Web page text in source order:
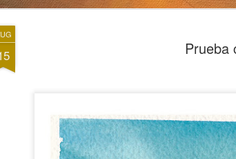
Prueba